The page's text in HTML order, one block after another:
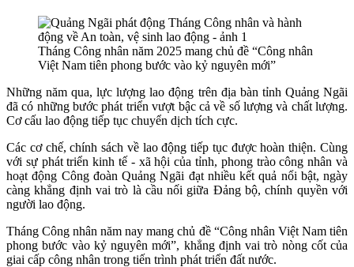
Tháng Công nhân năm 2025 mang chủ đề “Công nhân
Việt Nam tiên phong bước vào kỷ nguyên mới”
Những năm qua, lực lượng lao động trên địa bàn tỉnh Quảng Ngãi
đã có những bước phát triển vượt bậc cả về số lượng và chất lượng.
Cơ cấu lao động tiếp tục chuyển dịch tích cực.
Các cơ chế, chính sách về lao động tiếp tục được hoàn thiện. Cùng
với sự phát triển kinh tế - xã hội của tỉnh, phong trào công nhân và
hoạt động Công đoàn Quảng Ngãi đạt nhiều kết quả nổi bật, ngày
càng khẳng định vai trò là cầu nối giữa Đảng bộ, chính quyền với
người lao động.
Tháng Công nhân năm nay mang chủ đề “Công nhân Việt Nam tiên
phong bước vào kỷ nguyên mới”, khẳng định vai trò nòng cốt của
giai cấp công nhân trong tiến trình phát triển đất nước.